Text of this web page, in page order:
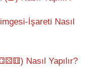
İşareti Nasıl
Nasıl Yapılır?